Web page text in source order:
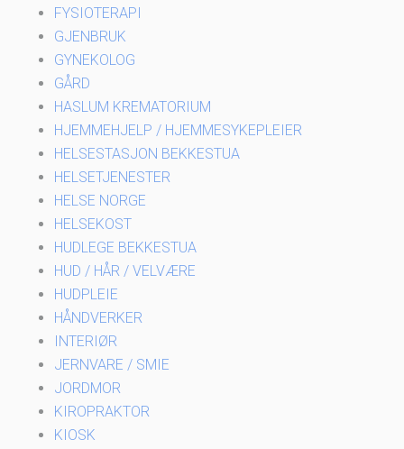
FYSIOTERAPI
GJENBRUK
GYNEKOLOG
GÅRD
HASLUM KREMATORIUM
HJEMMEHJELP / HJEMMESYKEPLEIER
HELSESTASJON BEKKESTUA
HELSETJENESTER
HELSE NORGE
HELSEKOST
HUDLEGE BEKKESTUA
HUD / HÅR / VELVÆRE
HUDPLEIE
HÅNDVERKER
INTERIØR
JERNVARE / SMIE
JORDMOR
KIROPRAKTOR
KIOSK